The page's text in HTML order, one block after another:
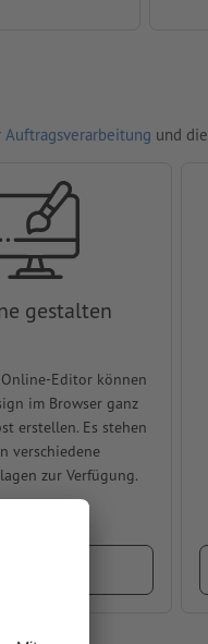
und die
gestalten
Editor können
im Browser ganz
erstellen. Es stehen
verschiedene
zur Verfügung.